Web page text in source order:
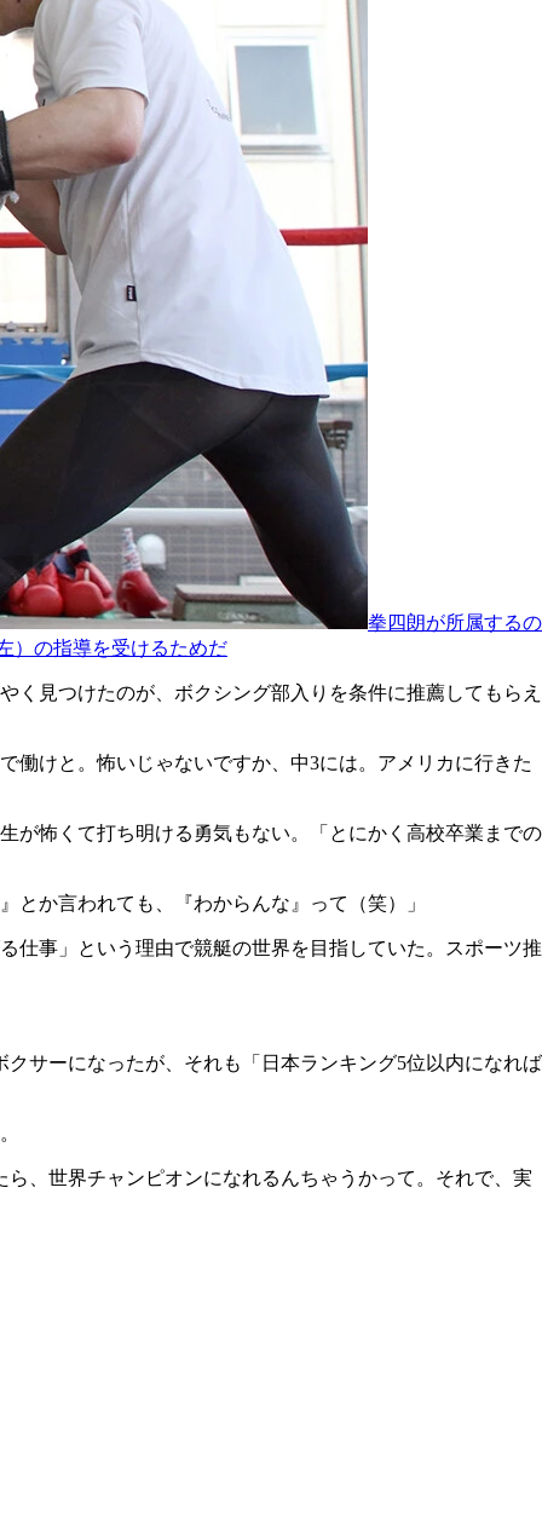
拳四朗が所属するの
）の指導を受けるためだ
見つけたのが、ボクシング部入りを条件に推薦してもらえ
働けと。怖いじゃないですか、中3には。アメリカに行きた
が怖くて打ち明ける勇気もない。「とにかく高校卒業までの
か言われても、『わからんな』って（笑）」
仕事」という理由で競艇の世界を目指していた。スポーツ推
サーになったが、それも「日本ランキング5位以内になれば
、世界チャンピオンになれるんちゃうかって。それで、実